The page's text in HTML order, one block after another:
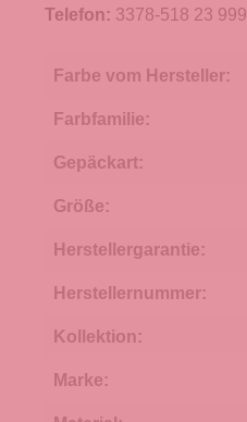
Telefon: 3378-518 23 999
Farbe vom Hersteller:
Farbfamilie:
Gepäckart:
Größe:
Herstellergarantie:
Herstellernummer:
Kollektion:
Marke: